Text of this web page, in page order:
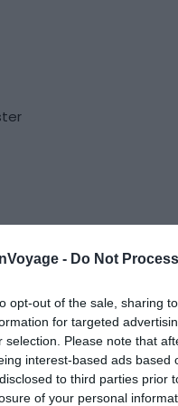
- Do Not
opt-out of the sale, sharing
for targeted
selection. Please note that
interest-based ads
to third parties prior
of your personal
locations Airbnb
Le 26 avril 2025